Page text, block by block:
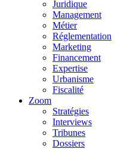
Juridique
Management
Métier
Réglementation
Marketing
Financement
Expertise
Urbanisme
Fiscalité
Zoom
Stratégies
Interviews
Tribunes
Dossiers